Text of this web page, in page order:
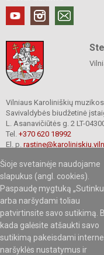
Šioje svetainėje naudojame
slapukus (angl. cookies).
Paspaudę mygtuką
arba naršydami toliau
patvirtinsite savo sutikimą.
kada galėsite atšaukti savo
sutikimą pakeisdami
naršyklės nustatymus ir
Vilniaus Karoliniškių
Savivaldybės biudžetinė
L. Asanavičiūtės g. 2 LT-
Tel. +370 620 18992
El. p.
Juridinių asmenų registre
Įmonės kodas 191662566
© 2019.Vilniaus
Kopijuoti turinį be